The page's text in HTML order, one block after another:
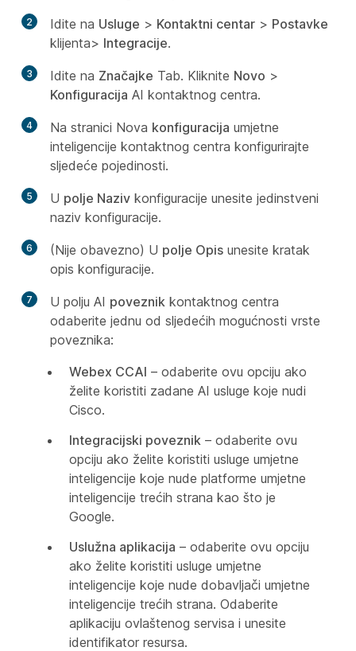
2 Idite na Usluge > Kontaktni centar > Postavke
klijenta> Integracije.
3 Idite na Značajke Tab. Kliknite Novo >
Konfiguracija AI kontaktnog centra.
4 Na stranici Nova konfiguracija umjetne
inteligencije kontaktnog centra konfigurirajte
sljedeće pojedinosti.
5 U polje Naziv konfiguracije unesite jedinstveni
naziv konfiguracije.
6 (Nije obavezno) U polje Opis unesite kratak
opis konfiguracije.
7 U polju AI poveznik kontaktnog centra
odaberite jednu od sljedećih mogućnosti vrste
poveznika:
Webex CCAI – odaberite ovu opciju ako
želite koristiti zadane AI usluge koje nudi
Cisco.
Integracijski poveznik – odaberite ovu
opciju ako želite koristiti usluge umjetne
inteligencije koje nude platforme umjetne
inteligencije trećih strana kao što je
Google.
Uslužna aplikacija – odaberite ovu opciju
ako želite koristiti usluge umjetne
inteligencije koje nude dobavljači umjetne
inteligencije trećih strana. Odaberite
aplikaciju ovlaštenog servisa i unesite
identifikator resursa.